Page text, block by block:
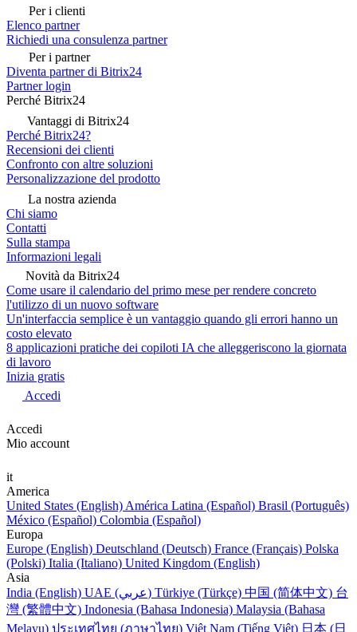
Per i clienti
Elenco partner
Richiedi una consulenza partner
Per i partner
Diventa partner di Bitrix24
Partner login
Perché Bitrix24
Vantaggi di Bitrix24
Perché Bitrix24?
Recensioni dei clienti
Confronto con altre soluzioni
Personalizzazione del prodotto
La nostra azienda
Chi siamo
Contatti
Sulla stampa
Informazioni legali
Novità da Bitrix24
Come usare il calendario del primo mese per rendere concreto
l'utilizzo di un nuovo software
Un'interfaccia semplice è un vantaggio quando gli errori hanno un
costo elevato
8 applicazioni pratiche dei copiloti IA che alleggeriscono la giornata
di lavoro
Inizia gratis
Accedi
Accedi
Mio account
it
America
United States (English) América Latina (Español) Brasil (Português)
México (Español) Colombia (Español)
Europa
Europe (English) Deutschland (Deutsch) France (Français) Polska
(Polski) Italia (Italiano) United Kingdom (English)
Asia
India (English)
UAE (عربي) Türkiye (Türkçe) 中国 (简体中文) 台
灣 (繁體中文) Indonesia (Bahasa Indonesia) Malaysia (Bahasa
Melayu) ประเทศไทย (ภาษาไทย) Việt Nam (Tiếng Việt) 日本 (日